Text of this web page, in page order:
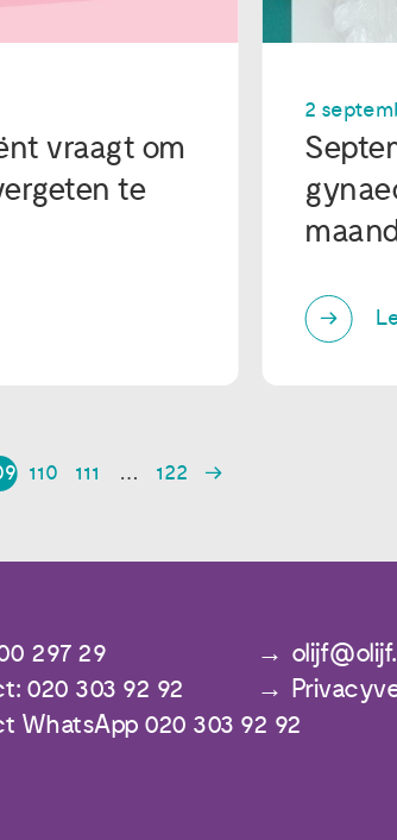
vraagt om
te
2
110 111 … 122
297 29
020 303 92 92
WhatsApp 020 303 92 92